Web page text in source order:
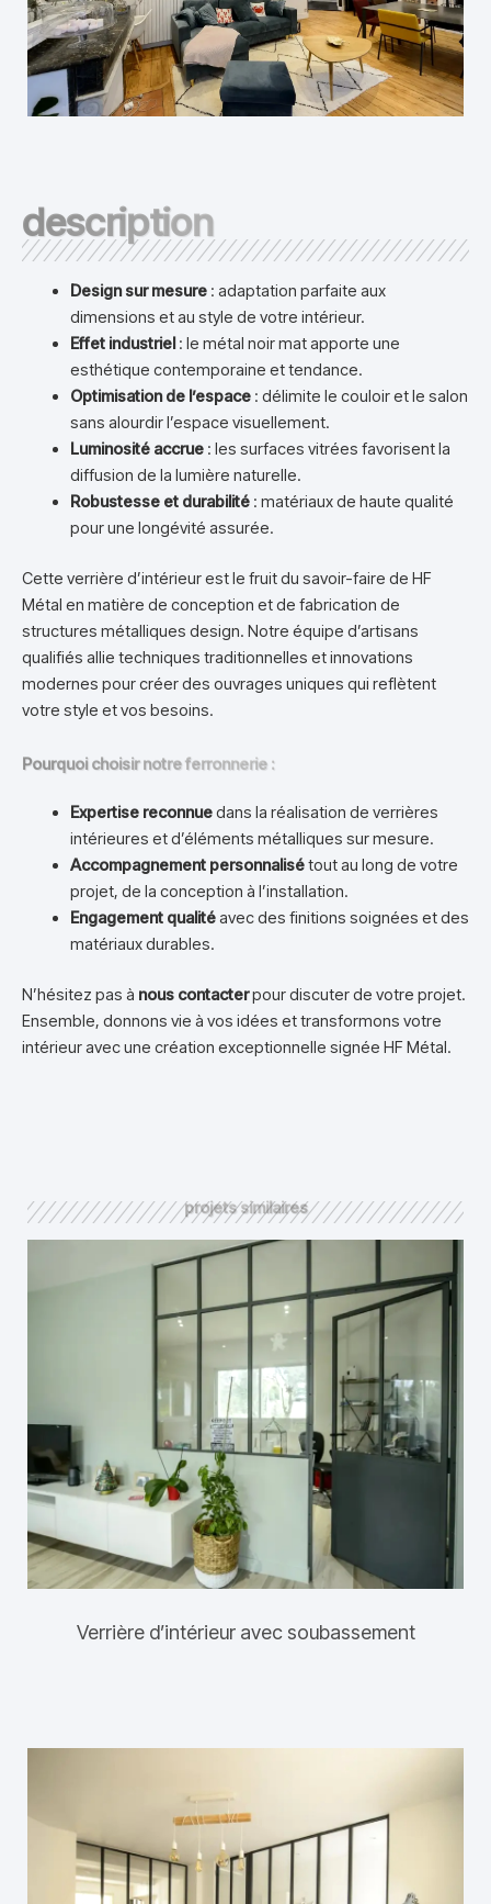
description
Design sur mesure: adaptation parfaite aux
dimensions et au style de votre intérieur.
Effet industriel: le métal noir mat apporte une
esthétique contemporaine et tendance.
Optimisation de l’espace: délimite le couloir et le salon
sans alourdir l’espace visuellement.
Luminosité accrue: les surfaces vitrées favorisent la
diffusion de la lumière naturelle.
Robustesse et durabilité: matériaux de haute qualité
pour une longévité assurée.
Cette verrière d’intérieur est le fruit du savoir-faire de HF
Métal en matière de conception et de fabrication de
structures métalliques design. Notre équipe d’artisans
qualifiés allie techniques traditionnelles et innovations
modernes pour créer des ouvrages uniques qui reflètent
votre style et vos besoins.
Pourquoi choisir notre ferronnerie :
Expertise reconnuedans la réalisation de verrières
intérieures et d’éléments métalliques sur mesure.
Accompagnement personnalisétout au long de votre
projet, de la conception à l’installation.
Engagement qualitéavec des finitions soignées et des
matériaux durables.
N’hésitez pas à nous contacterpour discuter de votre projet.
Ensemble, donnons vie à vos idées et transformons votre
intérieur avec une création exceptionnelle signée HF Métal.
projets similaires
Verrière d’intérieur avec soubassement